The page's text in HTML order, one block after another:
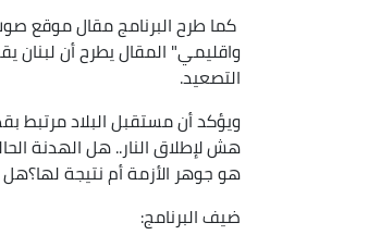
كما طرح البرنامج مقال موقع
واقليمي" المقال يطرح أن
التصعيد.
ويؤكد أن مستقبل البلاد مرتبط
هش لإطلاق النار.. هل الهدنة
هو جوهر الأزمة أم نتيجة
ضيف البرنامج: